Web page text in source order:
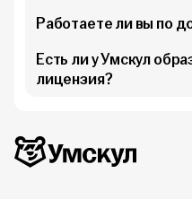
Работаете ли вы по
Есть ли у Умскул
лицензия?
Дополнительная информация
Умскул